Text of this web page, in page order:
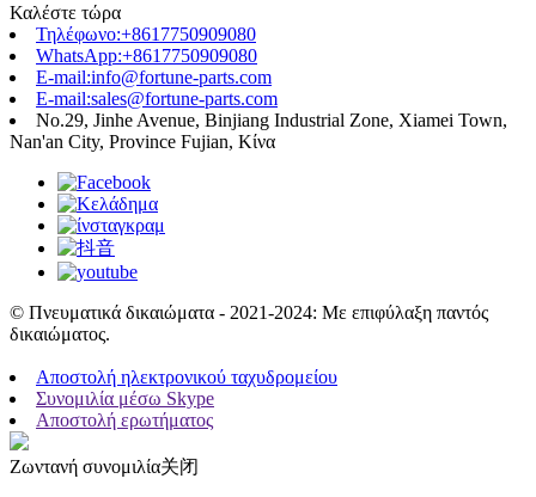
Καλέστε τώρα
Τηλέφωνο:+8617750909080
WhatsApp:+8617750909080
E-mail:info@fortune-parts.com
E-mail:sales@fortune-parts.com
No.29, Jinhe Avenue, Binjiang Industrial Zone, Xiamei Town,
Nan'an City, Province Fujian, Κίνα
© Πνευματικά δικαιώματα - 2021-2024: Με επιφύλαξη παντός
δικαιώματος.
Αποστολή ηλεκτρονικού ταχυδρομείου
Συνομιλία μέσω Skype
Αποστολή ερωτήματος
Ζωντανή συνομιλία关闭